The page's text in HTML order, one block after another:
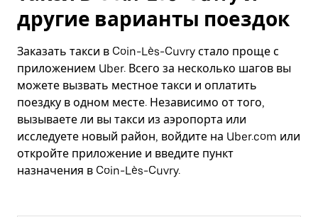
другие варианты поездок
Заказать такси в Coin-Lès-Cuvry стало проще с
приложением Uber. Всего за несколько шагов вы
можете вызвать местное такси и оплатить
поездку в одном месте. Независимо от того,
вызываете ли вы такси из аэропорта или
исследуете новый район, войдите на Uber.com или
откройте приложение и введите пункт
назначения в Coin-Lès-Cuvry.